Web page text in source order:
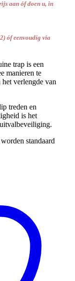
aan óf doen u, in
ófeenvoudig via
trap is een
manieren te
verlengde van
treden en
is het
standaard